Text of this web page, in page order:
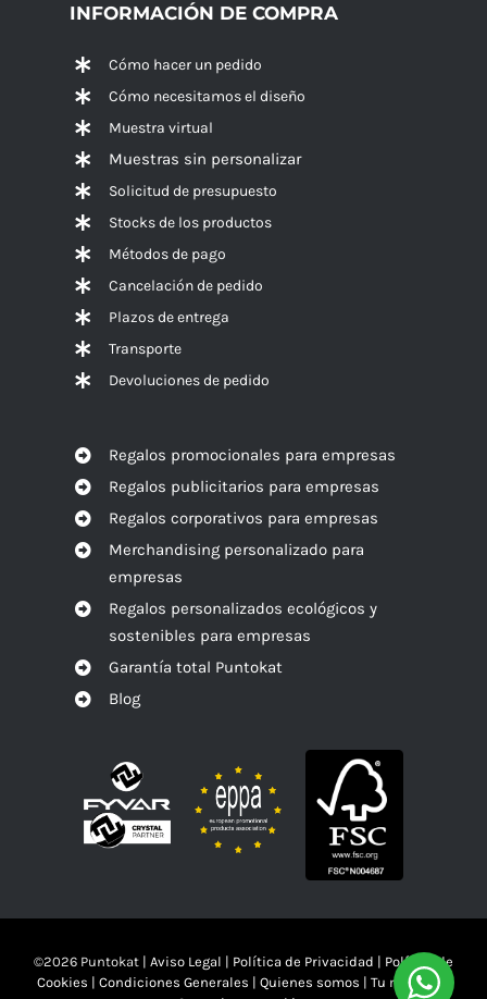
INFORMACIÓN DE COMPRA
Cómo hacer un pedido
Cómo necesitamos el diseño
Muestra virtual
Muestras sin personalizar
Solicitud de presupuesto
Stocks de los productos
Métodos de pago
Cancelación de pedido
Plazos de entrega
Transporte
Devoluciones de pedido
Regalos promocionales para empresas
Regalos publicitarios para empresas
Regalos corporativos para empresas
Merchandising personalizado para
empresas
Regalos personalizados ecológicos y
sostenibles para empresas
Garantía total Puntokat
Blog
©2026 Puntokat | Aviso Legal | Política de Privacidad | Política de
Cookies | Condiciones Generales | Quienes somos | Tu mandas!!